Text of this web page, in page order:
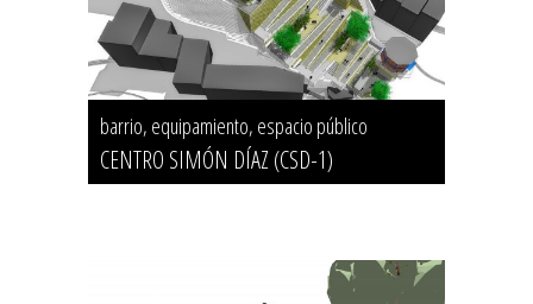
barrio, equipamiento, espacio público
CENTRO SIMÓN DÍAZ (CSD-1)